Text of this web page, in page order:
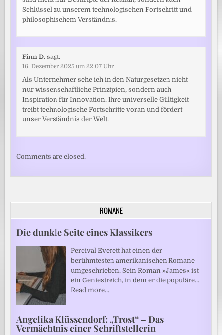
Schlüssel zu unserem technologischen Fortschritt und
philosophischem Verständnis.
Finn D. sagt:
16. Dezember 2025 um 22:07 Uhr
Als Unternehmer sehe ich in den Naturgesetzen nicht
nur wissenschaftliche Prinzipien, sondern auch
Inspiration für Innovation. Ihre universelle Gültigkeit
treibt technologische Fortschritte voran und fördert
unser Verständnis der Welt.
Comments are closed.
ROMANE
Die dunkle Seite eines Klassikers
Percival Everett hat einen der
berühmtesten amerikanischen Romane
umgeschrieben. Sein Roman »James« ist
ein Geniestreich, in dem er die populäre…
Read more…
Angelika Klüssendorf: „Trost“ – Das
Vermächtnis einer Schriftstellerin